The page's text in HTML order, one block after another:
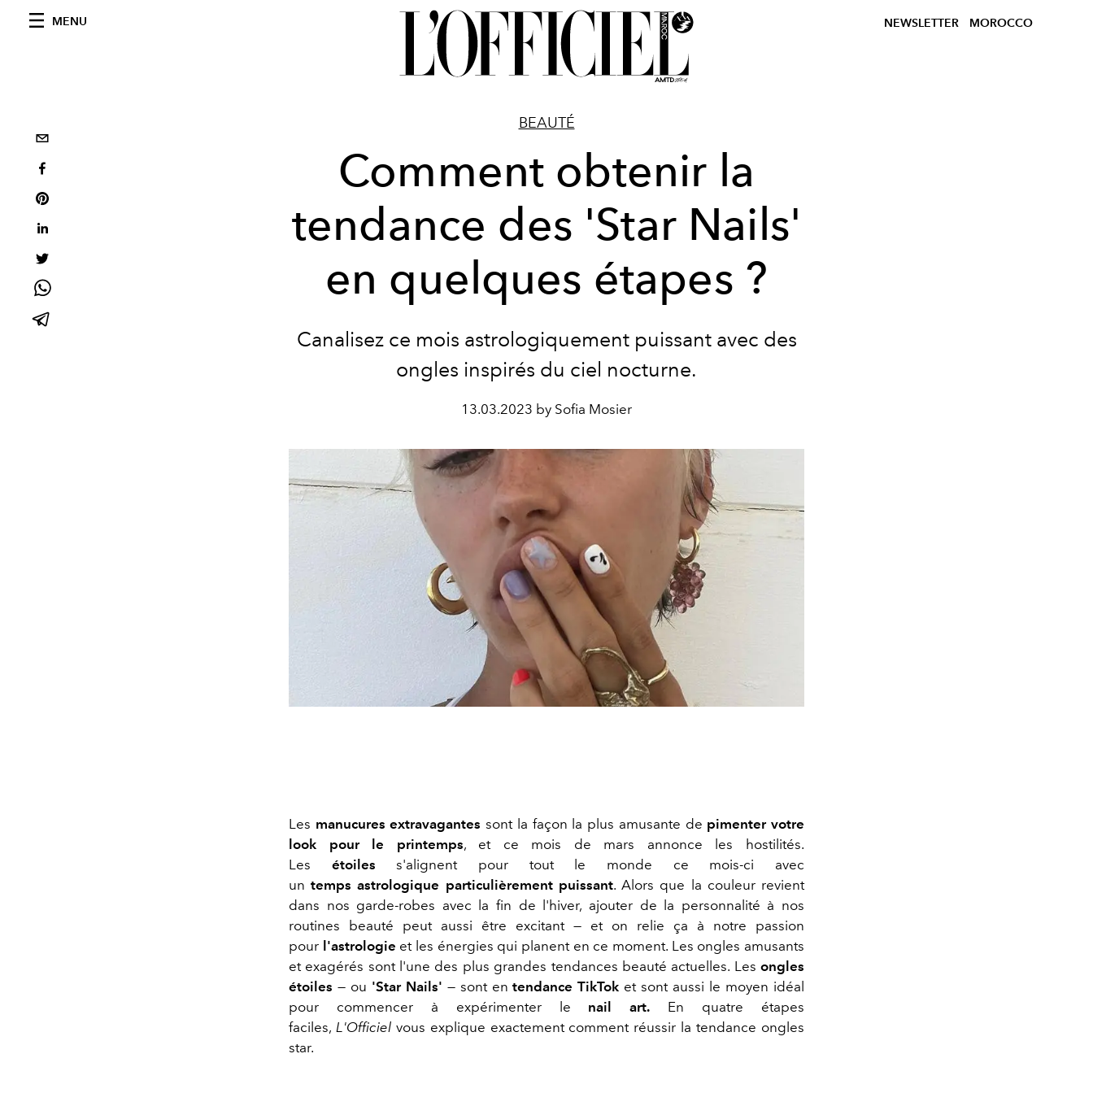
MENU NEWSLETTER MOROCCO
BEAUTÉ
Comment obtenir la
tendance des 'Star Nails'
en quelques étapes ?
Canalisez ce mois astrologiquement puissant avec des
ongles inspirés du ciel nocturne.
13.03.2023 by Sofia Mosier
Les manucures extravagantes sont la façon la plus amusante de pimenter votre
look pour le printemps, et ce mois de mars annonce les hostilités.
Les étoiles s'alignent pour tout le monde ce mois-ci avec
untemps astrologique particulièrement puissant. Alors que la couleur revient
dans nos garde-robes avec la fin de l'hiver, ajouter de la personnalité à nos
routines beauté peut aussi être excitant — et on relie ça à notre passion
pour l'astrologie et les énergies qui planent en ce moment. Les ongles amusants
et exagérés sont l'une des plus grandes tendances beauté actuelles. Les ongles
étoiles — ou 'Star Nails' — sont entendance TikTok et sont aussi le moyen idéal
pour commencer à expérimenter le nail art. En quatre étapes
faciles, L'Officielvous explique exactement comment réussir la tendance ongles
star.